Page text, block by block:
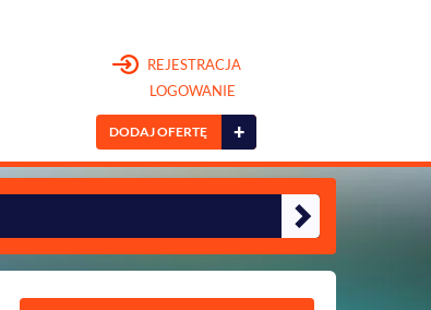
REJESTRACJA
LOGOWANIE
DODAJ OFERTĘ +